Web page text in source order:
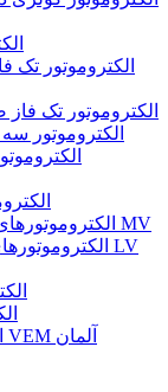
الکتروموتور تک
الکتروموتور تک
الکتروموتور
الکتروموتورهای فشار متوسط MV
الکتروموتورهای فشار ضعیف LV
الکتروموتور وی ای ام VEM آلمان